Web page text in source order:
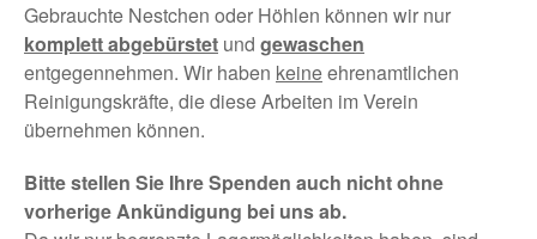
Gebrauchte Nestchen oder Höhlen können wir nur
komplett abgebürstet und gewaschen
entgegennehmen. Wir haben keineehrenamtlichen
Reinigungskräfte, die diese Arbeiten im Verein
übernehmen können.
Bitte stellen Sie Ihre Spenden auch nicht ohne
vorherige Ankündigung bei uns ab.